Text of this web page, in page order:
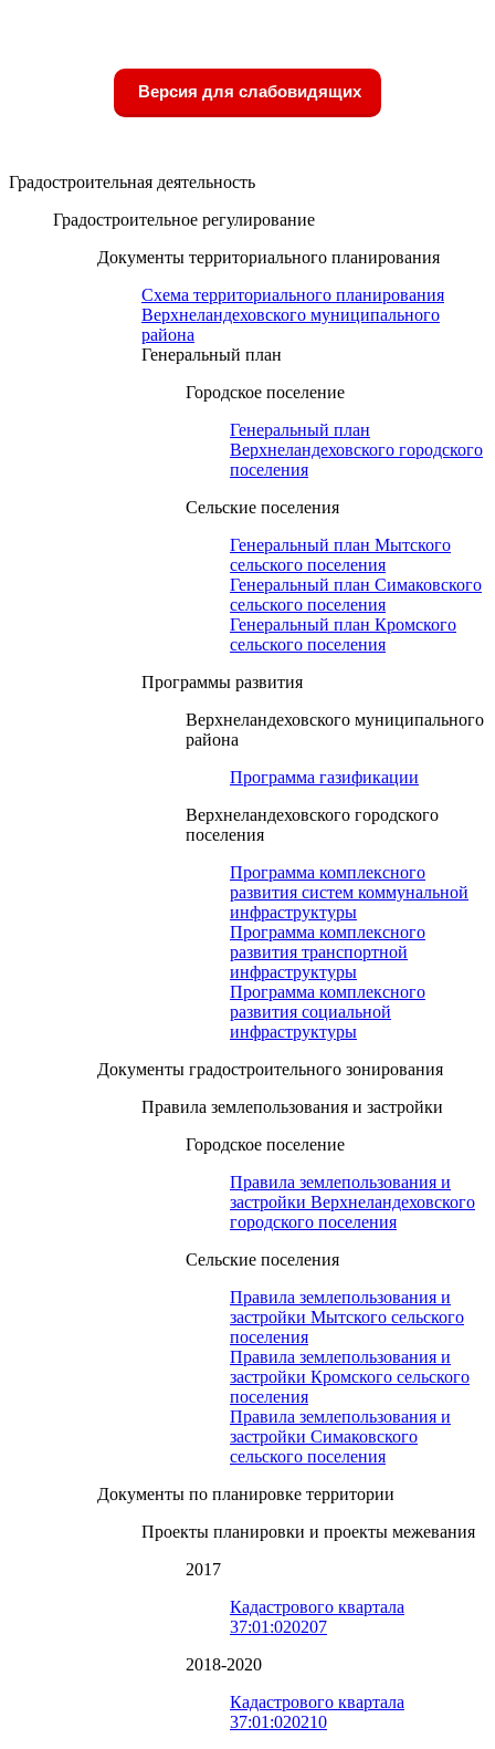
Версия для слабовидящих
Градостроительная деятельность
Градостроительное регулирование
Документы территориального планирования
Схема территориального планирования
Верхнеландеховского муниципального
района
Генеральный план
Городское поселение
Генеральный план
Верхнеландеховского городского
поселения
Сельские поселения
Генеральный план Мытского
сельского поселения
Генеральный план Симаковского
сельского поселения
Генеральный план Кромского
сельского поселения
Программы развития
Верхнеландеховского муниципального
района
Программа газификации
Верхнеландеховского городского
поселения
Программа комплексного
развития систем коммунальной
инфраструктуры
Программа комплексного
развития транспортной
инфраструктуры
Программа комплексного
развития социальной
инфраструктуры
Документы градостроительного зонирования
Правила землепользования и застройки
Городское поселение
Правила землепользования и
застройки Верхнеландеховского
городского поселения
Сельские поселения
Правила землепользования и
застройки Мытского сельского
поселения
Правила землепользования и
застройки Кромского сельского
поселения
Правила землепользования и
застройки Симаковского
сельского поселения
Документы по планировке территории
Проекты планировки и проекты межевания
2017
Кадастрового квартала
37:01:020207
2018-2020
Кадастрового квартала
37:01:020210